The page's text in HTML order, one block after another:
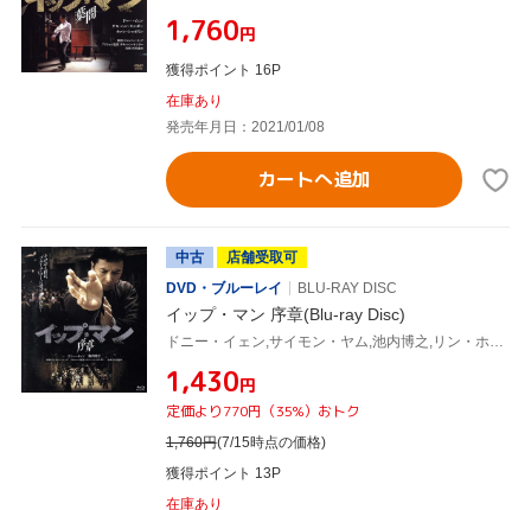
¥1,760円
獲得ポイント 16P
在庫あり
発売年月日：2021/01/08
カートへ追加
中古
店舗受取可
DVD・ブルーレイ
BLU-RAY DISC
イップ・マン 序章(Blu-ray Disc)
ドニー・イェン,サイモン・ヤム,池内博之,リン・ホン,ラム・カートン,ルイス・ファン,ウィルソン・イップ(監督),川井憲次(音楽)
¥1,430円
定価より770円（35%）おトク
1,760円(7/15時点の価格)
獲得ポイント 13P
在庫あり